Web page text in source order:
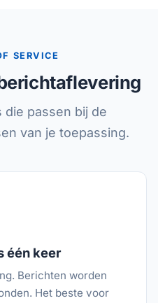
SERVICE
die passen bij de
van je toepassing.
één keer
Berichten worden
Het beste voor